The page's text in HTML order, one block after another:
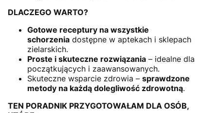
DLACZEGO WARTO?
Gotowe receptury na wszystkie
schorzenia dostępne w aptekach i sklepach
zielarskich.
Proste i skuteczne rozwiązania – idealne dla
początkujących i zaawansowanych.
Skuteczne wsparcie zdrowia – sprawdzone
metody na każdą dolegliwość zdrowotną.
TEN PORADNIK PRZYGOTOWAŁAM DLA OSÓB,